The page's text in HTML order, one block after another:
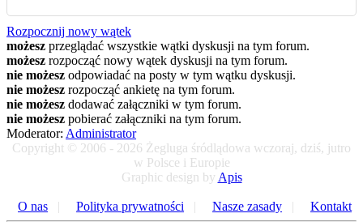
Rozpocznij nowy wątek
możesz przeglądać wszystkie wątki dyskusji na tym forum.
możesz rozpocząć nowy wątek dyskusji na tym forum.
nie możesz odpowiadać na posty w tym wątku dyskusji.
nie możesz rozpocząć ankietę na tym forum.
nie możesz dodawać załączniki w tym forum.
nie możesz pobierać załączniki na tym forum.
Moderator: Administrator
Copyright © 2006 - 2026 Żegluga śródlądowa wczoraj, dziś, jutro
w Polsce i Europie
Graphic design by Apis
O nas | Polityka prywatności | Nasze zasady | Kontakt